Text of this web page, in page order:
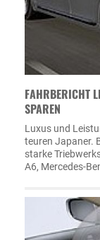
FAHRBERICHT
SPAREN
Luxus und
teuren Japaner.
starke
A6, Mercedes-